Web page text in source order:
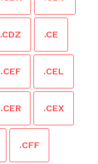
.CDZ .CE
.CEF .CEL
.CER .CEX
.CFF